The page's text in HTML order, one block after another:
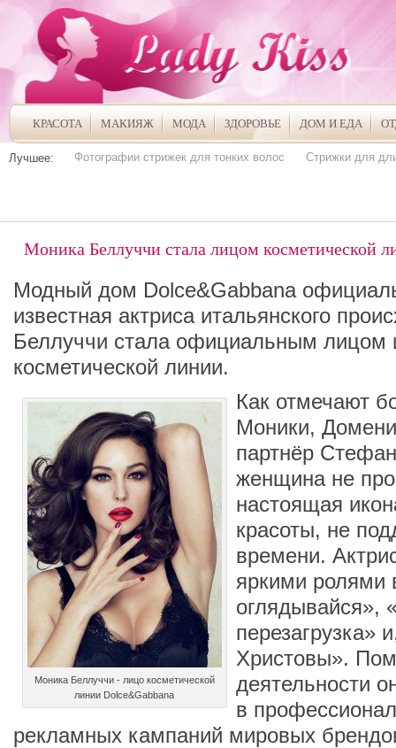
КРАСОТА МАКИЯЖ МОДА ЗДОРОВЬЕ ДОМ И ЕДА
Лучшее: Фотографии стрижек для тонких волос Стрижки для
Моника Беллуччи стала лицом косметической
Модный дом Dolce&Gabbana
известная актриса итальянского
Беллуччи стала официальным лицом
косметической линии.
Моника Беллуччи - лицо косметической
линии Dolce&Gabbana
Как отмечают
Моники,
партнёр
женщина не
настоящая
красоты, не
времени.
яркими
оглядывайся»,
перезагрузка»
Христовы».
деятельности
в
рекламных кампаний мировых